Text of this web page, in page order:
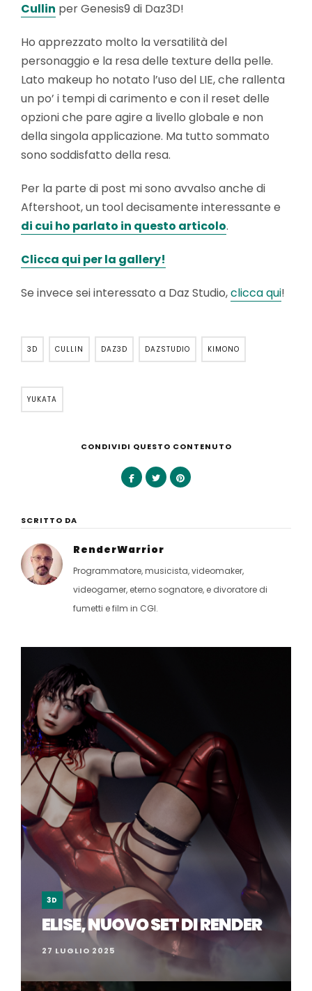
Cullin per Genesis9 di Daz3D!
Ho apprezzato molto la versatilità del
personaggio e la resa delle texture della pelle.
Lato makeup ho notato l’uso del LIE, che rallenta
un po’ i tempi di carimento e con il reset delle
opzioni che pare agire a livello globale e non
della singola applicazione. Ma tutto sommato
sono soddisfatto della resa.
Per la parte di post mi sono avvalso anche di
Aftershoot, un tool decisamente interessante e
di cui ho parlato in questo articolo.
Clicca qui per la gallery!
Se invece sei interessato a Daz Studio,clicca qui!
3D CULLIN DAZ3D DAZSTUDIO KIMONO
YUKATA
CONDIVIDI QUESTO CONTENUTO
SCRITTO DA
RenderWarrior
Programmatore, musicista, videomaker,
videogamer, eterno sognatore, e divoratore di
fumetti e film in CGI.
3D
ELISE, NUOVO SET DI RENDER
27 LUGLIO 2025